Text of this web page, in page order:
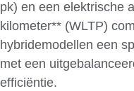
pk) en een elektrische
kilometer** (WLTP)
hybridemodellen een
met een
efficiëntie.